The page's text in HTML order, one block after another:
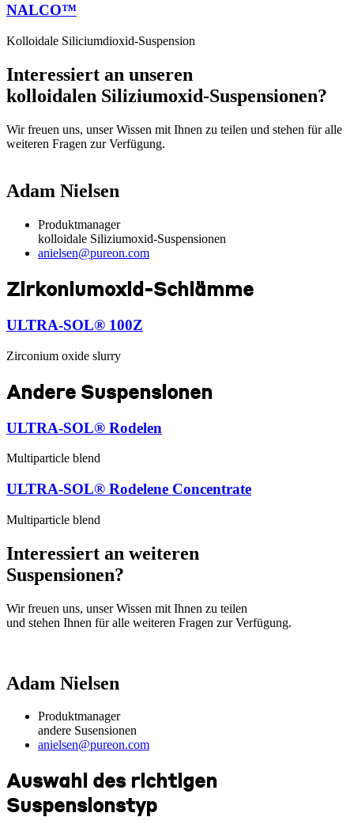
NALCO™
Kolloidale Siliciumdioxid-Suspension
Interessiert an unseren
kolloidalen Siliziumoxid-Suspensionen?
Wir freuen uns, unser Wissen mit Ihnen zu teilen und stehen für alle
weiteren Fragen zur Verfügung.
Adam Nielsen
Produktmanager
kolloidale Siliziumoxid-Suspensionen
anielsen@pureon.com
Zirkoniumoxid-Schlämme
ULTRA-SOL® 100Z
Zirconium oxide slurry
Andere Suspensionen
ULTRA-SOL® Rodelen
Multiparticle blend
ULTRA-SOL® Rodelene Concentrate
Multiparticle blend
Interessiert an weiteren
Suspensionen?
Wir freuen uns, unser Wissen mit Ihnen zu teilen
und stehen Ihnen für alle weiteren Fragen zur Verfügung.
Adam Nielsen
Produktmanager
andere Susensionen
anielsen@pureon.com
Auswahl des richtigen
Suspensionstyp